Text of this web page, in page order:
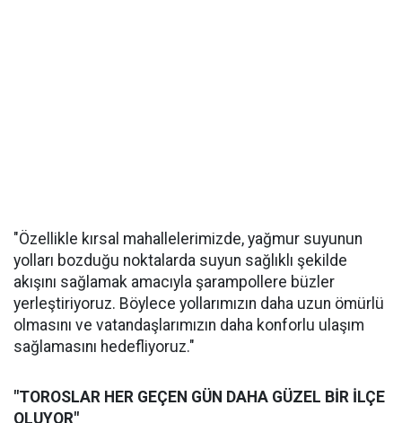
"Özellikle kırsal mahallelerimizde, yağmur suyunun
yolları bozduğu noktalarda suyun sağlıklı şekilde
akışını sağlamak amacıyla şarampollere büzler
yerleştiriyoruz. Böylece yollarımızın daha uzun ömürlü
olmasını ve vatandaşlarımızın daha konforlu ulaşım
sağlamasını hedefliyoruz."
"TOROSLAR HER GEÇEN GÜN DAHA GÜZEL BİR İLÇE
OLUYOR"